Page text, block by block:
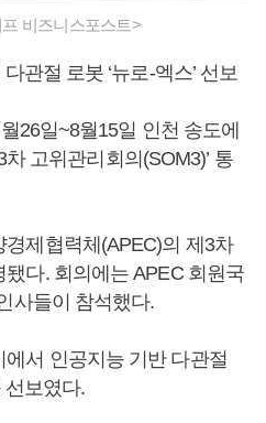
비즈니스포스트>
관절 로봇 ‘뉴로-엑스’ 선보
26일~8월15일 인천 송도에
고위관리회의(SOM3)’ 통
제협력체(APEC)의 제3차
다. 회의에는 APEC 회원국
사들이 참석했다.
서 인공지능 기반 다관절
선보였다.